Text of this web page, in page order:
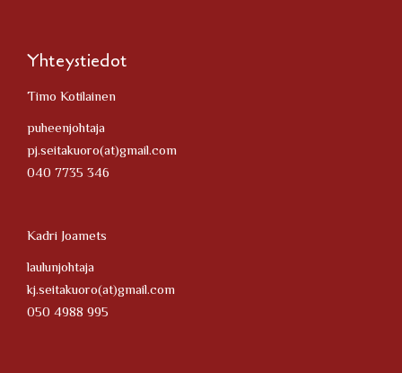
Yhteystiedot
Timo Kotilainen
puheenjohtaja
pj.seitakuoro(at)gmail.com
040 7735 346
Kadri Joamets
laulunjohtaja
kj.seitakuoro(at)gmail.com
050 4988 995